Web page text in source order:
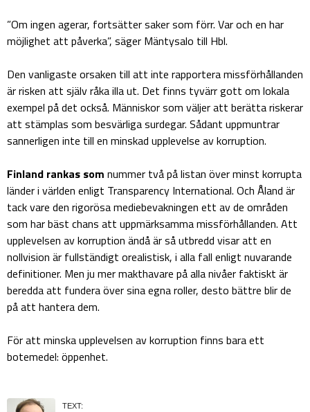
”Om ingen agerar, fortsätter saker som förr. Var och en har
möjlighet att påverka”, säger Mäntysalo till Hbl.
Den vanligaste orsaken till att inte rapportera missförhållanden
är risken att själv råka illa ut. Det finns tyvärr gott om lokala
exempel på det också. Människor som väljer att berätta riskerar
att stämplas som besvärliga surdegar. Sådant uppmuntrar
sannerligen inte till en minskad upplevelse av korruption.
Finland rankas som nummer två på listan över minst korrupta
länder i världen enligt Transparency International. Och Åland är
tack vare den rigorösa mediebevakningen ett av de områden
som har bäst chans att uppmärksamma missförhållanden. Att
upplevelsen av korruption ändå är så utbredd visar att en
nollvision är fullständigt orealistisk, i alla fall enligt nuvarande
definitioner. Men ju mer makthavare på alla nivåer faktiskt är
beredda att fundera över sina egna roller, desto bättre blir de
på att hantera dem.
För att minska upplevelsen av korruption finns bara ett
botemedel: öppenhet.
TEXT: